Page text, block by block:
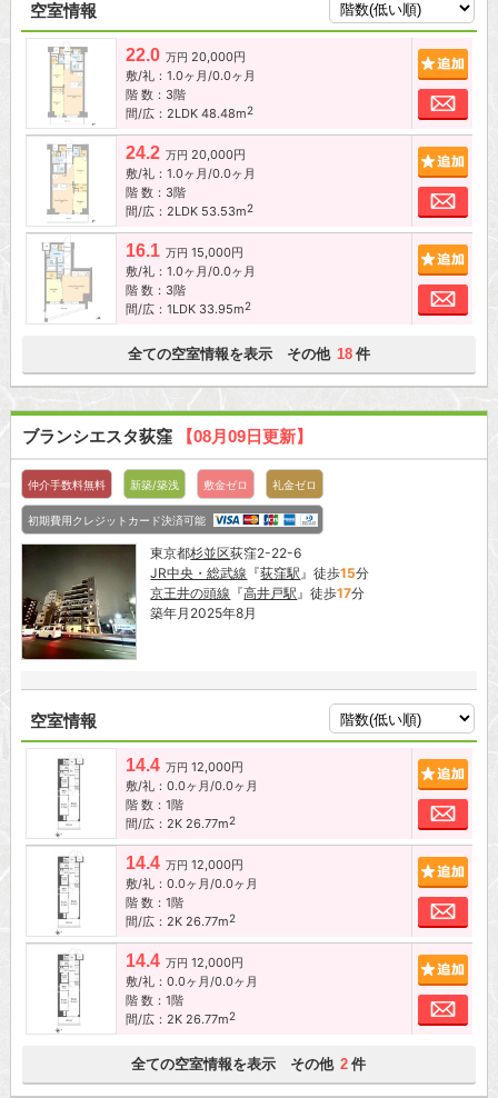
空室情報
22.0 万円 20,000円
敷/礼：1.0ヶ月/0.0ヶ月
階 数：3階
間/広：2LDK 48.48m2
お
24.2 万円 20,000円
敷/礼：1.0ヶ月/0.0ヶ月
階 数：3階
間/広：2LDK 53.53m2
お
16.1 万円 15,000円
敷/礼：1.0ヶ月/0.0ヶ月
階 数：3階
間/広：1LDK 33.95m2
お
全ての空室情報を表示 その他 18 件
ブランシエスタ荻窪 【08月09日更新】
仲介手数料無料 新築/築浅 敷金ゼロ 礼金ゼロ
初期費用クレジットカード決済可能
東京都杉並区荻窪2-22-6
JR中央・総武線 『荻窪駅』徒歩15分
京王井の頭線 『高井戸駅』徒歩17分
築年月2025年8月
空室情報
14.4 万円 12,000円
敷/礼：0.0ヶ月/0.0ヶ月
階 数：1階
間/広：2K 26.77m2
お
14.4 万円 12,000円
敷/礼：0.0ヶ月/0.0ヶ月
階 数：1階
間/広：2K 26.77m2
お
14.4 万円 12,000円
敷/礼：0.0ヶ月/0.0ヶ月
階 数：1階
間/広：2K 26.77m2
お
全ての空室情報を表示 その他 2 件